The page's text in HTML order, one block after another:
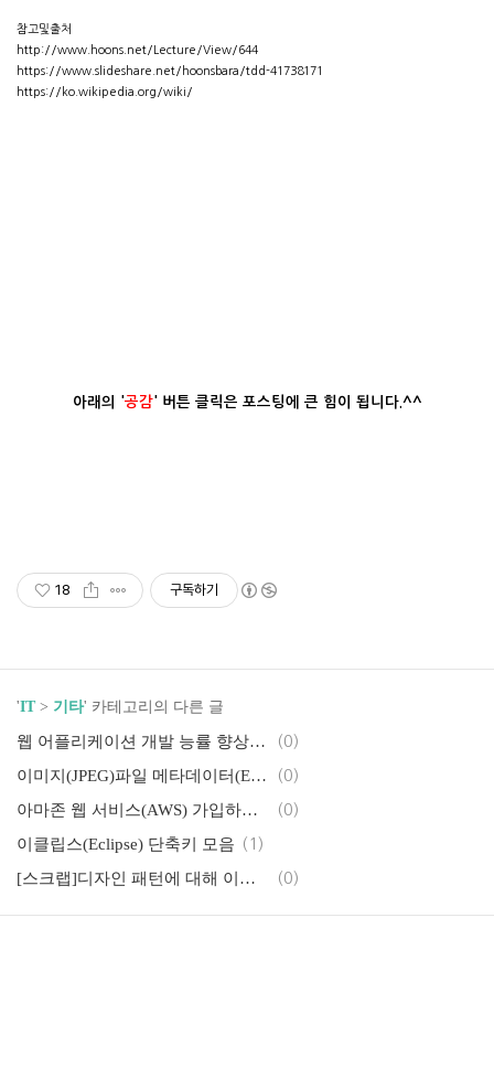
참고및출처
http://www.hoons.net/Lecture/View/644
https://www.slideshare.net/hoonsbara/tdd-41738171
https://ko.wikipedia.org/wiki/
아래의 '공감' 버튼 클릭은 포스팅에 큰 힘이 됩니다.^^
18 구독하기
'IT> 기타' 카테고리의 다른 글
웹 어플리케이션 개발 능률 향상에 도움이되는 JRebel (0)
이미지(JPEG)파일 메타데이터(Exif) 추출하기 (0)
아마존 웹 서비스(AWS) 가입하는 법 (0)
이클립스(Eclipse) 단축키 모음 (1)
[스크랩]디자인 패턴에 대해 이해하기 쉽게 설명한 자료 (0)